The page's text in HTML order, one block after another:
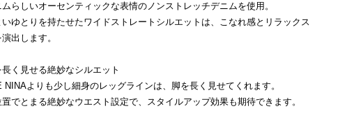
らしいオーセンティックな表情のノンストレッチデニムを使用。
いゆとりを持たせたワイドストレートシルエットは、こなれ感とリラックス
出します。
長く見せる絶妙なシルエット
NINAよりも少し細身のレッグラインは、脚を長く見せてくれます。
置でとまる絶妙なウエスト設定で、スタイルアップ効果も期待できます。